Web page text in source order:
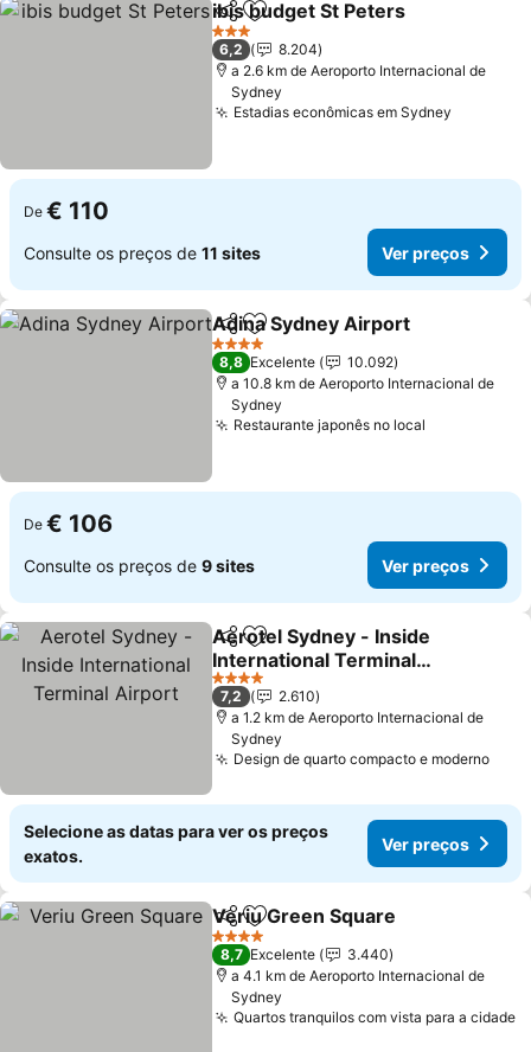
PartilharAdicionar aos favoritos
ibis budget St Peters
3 Estrelas
6,2
8.204
a 2.6 km de Aeroporto Internacional de
Sydney
Estadias econômicas em Sydney
De € 110
Consulte os preços de 11 sites Ver preços
PartilharAdicionar aos favoritos
Adina Sydney Airport
4 Estrelas
8,8 Excelente
10.092
a 10.8 km de Aeroporto Internacional de
Sydney
Restaurante japonês no local
De € 106
Consulte os preços de 9 sites Ver preços
PartilharAdicionar aos favoritos
Aerotel Sydney - Inside
International Terminal
Airport
4 Estrelas
7,2
2.610
a 1.2 km de Aeroporto Internacional de
Sydney
Design de quarto compacto e moderno
Selecione as datas para ver os preços
exatos.
Ver preços
PartilharAdicionar aos favoritos
Veriu Green Square
4 Estrelas
8,7 Excelente
3.440
a 4.1 km de Aeroporto Internacional de
Sydney
Quartos tranquilos com vista para a cidade